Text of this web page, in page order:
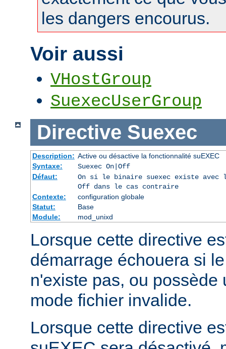
les dangers encourus.
Voir aussi
VHostGroup
SuexecUserGroup
Directive Suexec
Description: Active ou désactive la fonctionnalité suEXEC
Syntaxe:
Suexec On|Off
Défaut:
On si le binaire suexec existe avec
Off dans le cas contraire
Contexte:
configuration globale
Statut:
Base
Module:
mod_unixd
Lorsque cette directive
démarrage échouera si
n'existe pas, ou possède
mode fichier invalide.
Lorsque cette directive